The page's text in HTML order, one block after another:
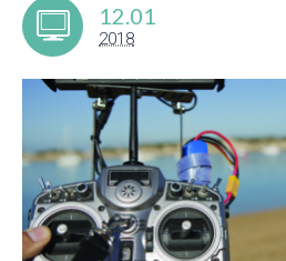
12.01
2018